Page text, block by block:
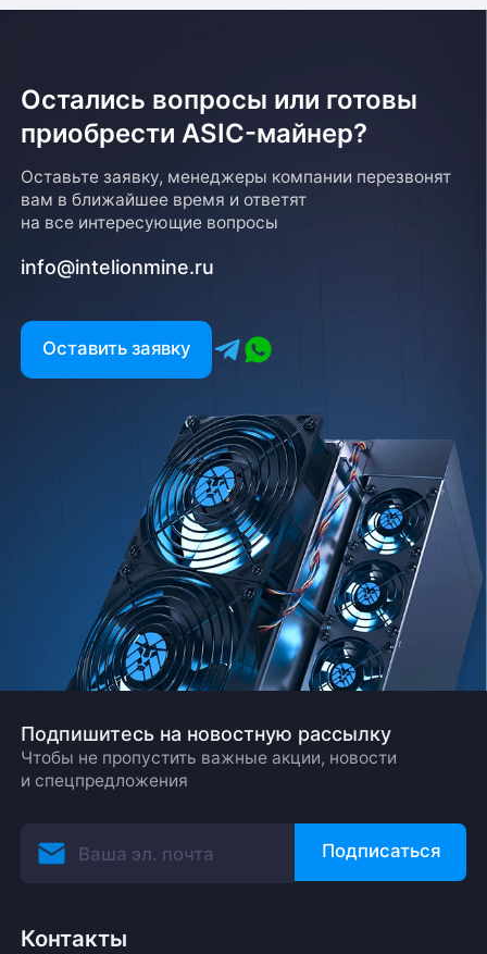
Остались вопросы или готовы
приобрести ASIC-майнер?
Оставьте заявку, менеджеры компании перезвонят
вам в ближайшее время и ответят
на все интересующие вопросы
info@intelionmine.ru
Оставить заявку
Подпишитесь на новостную рассылку
Чтобы не пропустить важные акции, новости
и спецпредложения
Подписаться
Контакты